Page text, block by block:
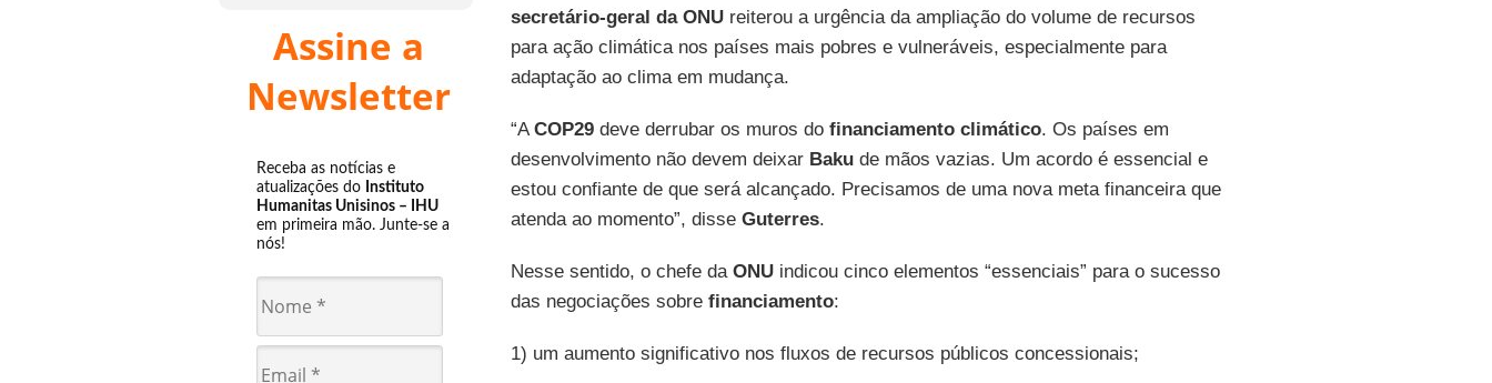
Assine a
Newsletter
Receba as notícias e
atualizações do Instituto
Humanitas Unisinos – IHU
em primeira mão. Junte-se a
nós!
secretário-geral da ONUreiterou a urgência da ampliação do volume de recursos
para ação climática nos países mais pobres e vulneráveis, especialmente para
adaptação ao clima em mudança.
“ACOP29deve derrubar os muros do financiamento climático. Os países em
desenvolvimento não devem deixar Bakude mãos vazias. Um acordo é essencial e
estou confiante de que será alcançado. Precisamos de uma nova meta financeira que
atenda ao momento”, disse Guterres.
Nesse sentido, o chefe da ONUindicou cinco elementos “essenciais” para o sucesso
das negociações sobre financiamento:
1) um aumento significativo nos fluxos de recursos públicos concessionais;